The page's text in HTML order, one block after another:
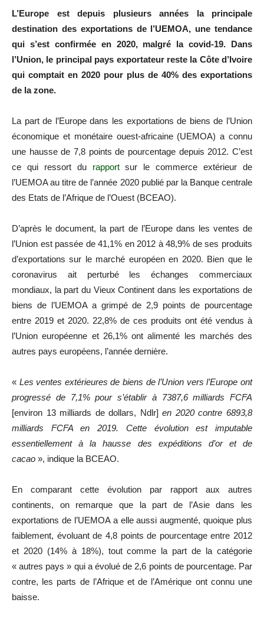
L’Europe est depuis plusieurs années la principale
destination des exportations de l’UEMOA, une tendance
qui s’est confirmée en 2020, malgré la covid-19. Dans
l’Union, le principal pays exportateur reste la Côte d’Ivoire
qui comptait en 2020 pour plus de 40% des exportations
de la zone.
La part de l’Europe dans les exportations de biens de l’Union
économique et monétaire ouest-africaine (UEMOA) a connu
une hausse de 7,8 points de pourcentage depuis 2012. C’est
ce qui ressort du rapportsur le commerce extérieur de
l’UEMOA au titre de l’année 2020 publié par la Banque centrale
des Etats de l’Afrique de l’Ouest (BCEAO).
D’après le document, la part de l’Europe dans les ventes de
l’Union est passée de 41,1% en 2012 à 48,9% de ses produits
d’exportations sur le marché européen en 2020. Bien que le
coronavirus ait perturbé les échanges commerciaux
mondiaux, la part du Vieux Continent dans les exportations de
biens de l’UEMOA a grimpé de 2,9 points de pourcentage
entre 2019 et 2020. 22,8% de ces produits ont été vendus à
l’Union européenne et 26,1% ont alimenté les marchés des
autres pays européens, l’année dernière.
« Les ventes extérieures de biens de l’Union vers l’Europe ont
progressé de 7,1% pour s’établir à 7387,6 milliards FCFA
[environ 13 milliards de dollars, Ndlr]en 2020 contre 6893,8
milliards FCFA en 2019. Cette évolution est imputable
essentiellement à la hausse des expéditions d’or et de
cacao », indique la BCEAO.
En comparant cette évolution par rapport aux autres
continents, on remarque que la part de l’Asie dans les
exportations de l’UEMOA a elle aussi augmenté, quoique plus
faiblement, évoluant de 4,8 points de pourcentage entre 2012
et 2020 (14% à 18%), tout comme la part de la catégorie
« autres pays » qui a évolué de 2,6 points de pourcentage. Par
contre, les parts de l’Afrique et de l’Amérique ont connu une
baisse.